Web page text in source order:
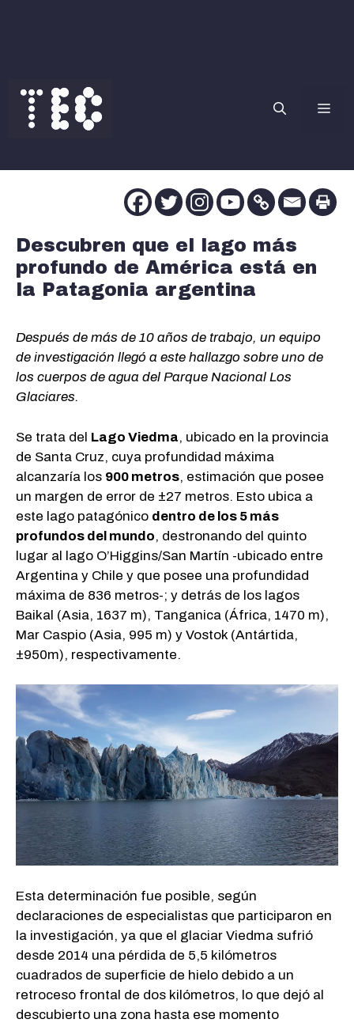
contenido
Descubren que el lago más
profundo de América está en
la Patagonia argentina
Después de más de 10 años de trabajo, un equipo
de investigación llegó a este hallazgo sobre uno de
los cuerpos de agua del Parque Nacional Los
Glaciares.
Se trata del Lago Viedma, ubicado en la provincia
de Santa Cruz, cuya profundidad máxima
alcanzaría los 900 metros, estimación que posee
un margen de error de ±27 metros. Esto ubica a
este lago patagónico dentro de los 5 más
profundos del mundo, destronando del quinto
lugar al lago O’Higgins/San Martín -ubicado entre
Argentina y Chile y que posee una profundidad
máxima de 836 metros-; y detrás de los lagos
Baikal (Asia, 1637 m), Tanganica (África, 1470 m),
Mar Caspio (Asia, 995 m) y Vostok (Antártida,
±950m), respectivamente.
Esta determinación fue posible, según
declaraciones de especialistas que participaron en
la investigación, ya que el glaciar Viedma sufrió
desde 2014 una pérdida de 5,5 kilómetros
cuadrados de superficie de hielo debido a un
retroceso frontal de dos kilómetros, lo que dejó al
descubierto una zona hasta ese momento